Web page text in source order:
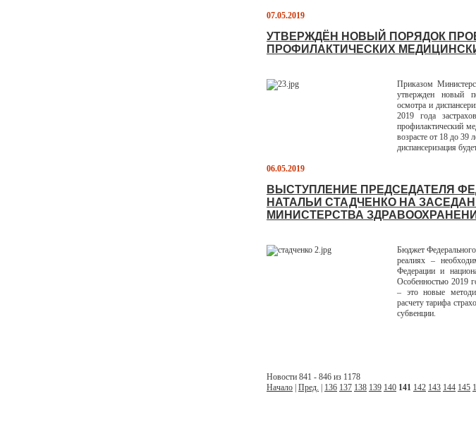
07.05.2019
УТВЕРЖДЁН НОВЫЙ ПОРЯДОК
ПРОФИЛАКТИЧЕСКИХ
Приказом
утвержден новый
осмотра и
2019 года
профилактический
возрасте от 18 до 39
диспансеризация
06.05.2019
ВЫСТУПЛЕНИЕ ПРЕДСЕДАТЕЛЯ
НАТАЛЬИ СТАДЧЕНКО НА
МИНИСТЕРСТВА
Бюджет
реалиях –
Федерации и
Особенностью 2019
– это новые
расчету тарифа
субвенции.
Новости 841 - 846 из 1178
Начало Пред. 136 137 138 139 140 141 142 143 144 145